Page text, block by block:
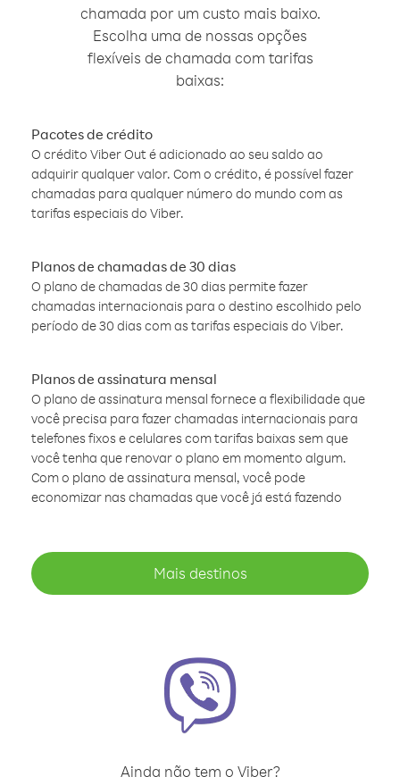
chamada por um custo mais baixo.
Escolha uma de nossas opções
flexíveis de chamada com tarifas
baixas:
Pacotes de crédito
O crédito Viber Out é adicionado ao seu saldo ao
adquirir qualquer valor. Com o crédito, é possível fazer
chamadas para qualquer número do mundo com as
tarifas especiais do Viber.
Planos de chamadas de 30 dias
O plano de chamadas de 30 dias permite fazer
chamadas internacionais para o destino escolhido pelo
período de 30 dias com as tarifas especiais do Viber.
Planos de assinatura mensal
O plano de assinatura mensal fornece a flexibilidade que
você precisa para fazer chamadas internacionais para
telefones fixos e celulares com tarifas baixas sem que
você tenha que renovar o plano em momento algum.
Com o plano de assinatura mensal, você pode
economizar nas chamadas que você já está fazendo
Mais destinos
Ainda não tem o Viber?